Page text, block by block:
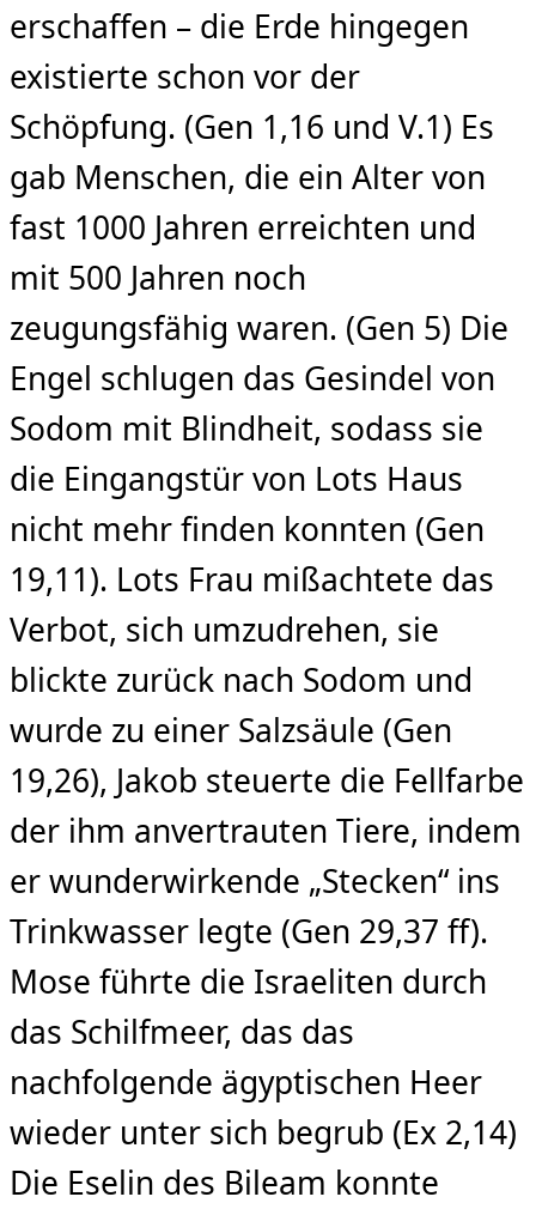
erschaffen – die Erde hingegen
existierte schon vor der
Schöpfung. (Gen 1,16 und V.1) Es
gab Menschen, die ein Alter von
fast 1000 Jahren erreichten und
mit 500 Jahren noch
zeugungsfähig waren. (Gen 5) Die
Engel schlugen das Gesindel von
Sodom mit Blindheit, sodass sie
die Eingangstür von Lots Haus
nicht mehr finden konnten (Gen
19,11). Lots Frau mißachtete das
Verbot, sich umzudrehen, sie
blickte zurück nach Sodom und
wurde zu einer Salzsäule (Gen
19,26), Jakob steuerte die Fellfarbe
der ihm anvertrauten Tiere, indem
er wunderwirkende „Stecken“ ins
Trinkwasser legte (Gen 29,37 ff).
Mose führte die Israeliten durch
das Schilfmeer, das das
nachfolgende ägyptischen Heer
wieder unter sich begrub (Ex 2,14)
Die Eselin des Bileam konnte